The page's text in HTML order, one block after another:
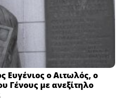
Ευγένιος ο Αιτωλός, ο
Γένους με ανεξίτηλο